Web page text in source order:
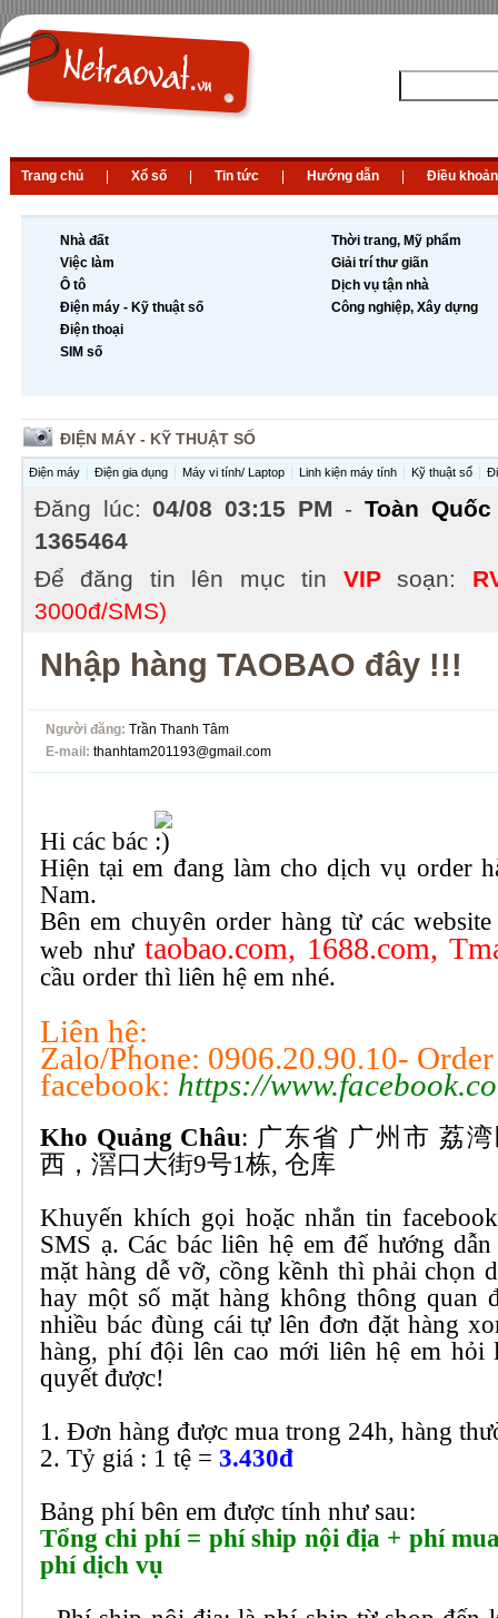
Trang chủ Xổ số Tin tức Hướng dẫn Điều khoản
Nhà đất
Việc làm
Ô tô
Điện máy - Kỹ thuật số
Điện thoại
SIM số
Thời trang, Mỹ phẩm
Giải trí thư giãn
Dịch vụ tận nhà
Công nghiệp, Xây dựng
ĐIỆN MÁY - KỸ THUẬT SỐ
Điện máy Điện gia dụng Máy vi tính/ Laptop Linh kiện máy tính Kỹ thuật số
Đăng lúc:04/08 03:15 PM -Toàn Quốc
1365464
Để đăng tin lên mục tin VIP soạn:
3000đ/SMS)
Nhập hàng TAOBAO đây !!!
Người đăng: Trần Thanh Tâm
E-mail: thanhtam201193@gmail.com
Hi các bác
Hiện tại em đang làm cho dịch vụ order
Nam.
Bên em chuyên order hàng từ các
web như taobao.com, 1688.com,
cầu order thì liên hệ em nhé.
Liên hệ:
Zalo/Phone: 0906.20.90.10- Order
facebook: https://
Kho Quảng Châu: 广东省 广州市 荔
西，滘口大街9号1栋, 仓库
Khuyến khích gọi hoặc nhắn tin
SMS ạ. Các bác liên hệ em để hướng
mặt hàng dễ vỡ, cồng kềnh thì phải chọn
hay một số mặt hàng không thông quan
nhiều bác đùng cái tự lên đơn đặt hàng
hàng, phí đội lên cao mới liên hệ em
quyết được!
1. Đơn hàng được mua trong 24h, hàng
2. Tỷ giá : 1 tệ = 3.430đ
Bảng phí bên em được tính như sau:
Tổng chi phí = phí ship nội địa + phí
phí dịch vụ